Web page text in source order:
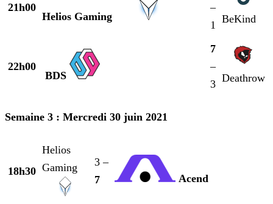
21h00
Helios Gaming
–
1
BeKind
22h00
BDS
7
–
3
Deathrow
Semaine 3 : Mercredi 30 juin 2021
18h30
Helios
Gaming
3 –
7
Acend